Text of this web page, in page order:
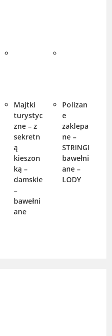
Majtki
turystyc
zne – z
sekretn
ą
kieszon
ką –
damskie
–
bawełni
ane
Polizan
e
zaklepa
ne –
STRINGI
bawełni
ane –
LODY